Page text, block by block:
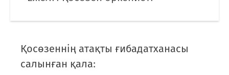
Қосөзеннің атақты ғибадатханасы
салынған қала: